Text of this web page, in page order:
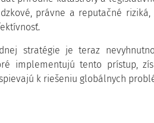
právne a reputačné
stratégie je teraz
implementujú tento prístup,
k riešeniu globálnych